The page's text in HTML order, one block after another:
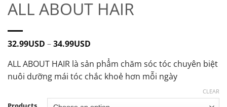
ALL ABOUT HAIR
32.99USD –34.99USD
ALL ABOUT HAIR là sản phẩm chăm sóc tóc chuyên biệt
nuôi dưỡng mái tóc chắc khoẻ hơn mỗi ngày
CLEAR